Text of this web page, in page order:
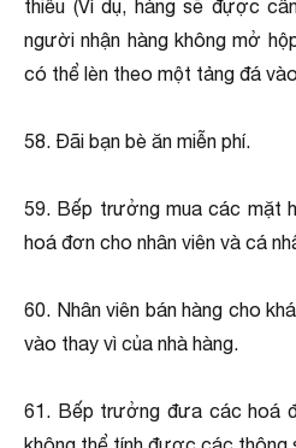
thiếu (Ví dụ, hàng sẽ đựợc
người nhận hàng không mở
có thể lèn theo một tảng đá
58. Ðãi bạn bè ăn miễn phí.
59. Bếp trưởng mua các mặt
hoá đơn cho nhân viên và cá
60. Nhân viên bán hàng cho
vào thay vì của nhà hàng.
61. Bếp trưởng đưa các hoá